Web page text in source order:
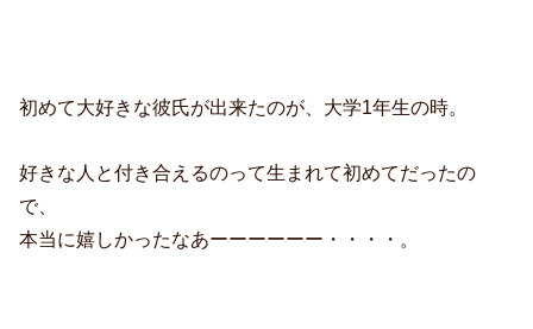
初めて大好きな彼氏が出来たのが、大学1年生の時。
好きな人と付き合えるのって生まれて初めてだったの
で、
本当に嬉しかったなあーーーーーー・・・・。